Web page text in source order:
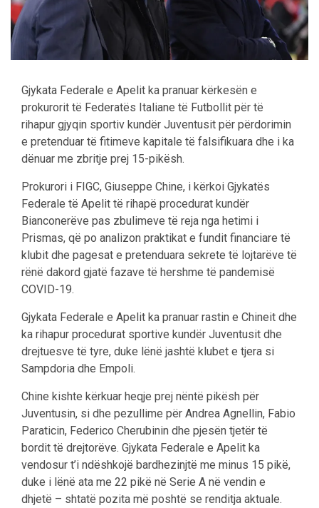
Gjykata Federale e Apelit ka pranuar kërkesën e
prokurorit të Federatës Italiane të Futbollit për të
rihapur gjyqin sportiv kundër Juventusit për përdorimin
e pretenduar të fitimeve kapitale të falsifikuara dhe i ka
dënuar me zbritje prej 15-pikësh.
Prokurori i FIGC, Giuseppe Chine, i kërkoi Gjykatës
Federale të Apelit të rihapë procedurat kundër
Bianconerëve pas zbulimeve të reja nga hetimi i
Prismas, që po analizon praktikat e fundit financiare të
klubit dhe pagesat e pretenduara sekrete të lojtarëve të
rënë dakord gjatë fazave të hershme të pandemisë
COVID-19.
Gjykata Federale e Apelit ka pranuar rastin e Chineit dhe
ka rihapur procedurat sportive kundër Juventusit dhe
drejtuesve të tyre, duke lënë jashtë klubet e tjera si
Sampdoria dhe Empoli.
Chine kishte kërkuar heqje prej nëntë pikësh për
Juventusin, si dhe pezullime për Andrea Agnellin, Fabio
Paraticin, Federico Cherubinin dhe pjesën tjetër të
bordit të drejtorëve. Gjykata Federale e Apelit ka
vendosur t’i ndëshkojë bardhezinjtë me minus 15 pikë,
duke i lënë ata me 22 pikë në Serie A në vendin e
dhjetë – shtatë pozita më poshtë se renditja aktuale.